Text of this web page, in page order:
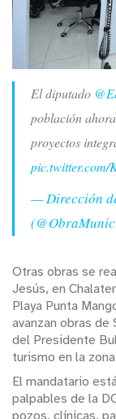
El diputado
población
proyectos
pic.twitter.com/
— Dirección
Otras obras se
Jesús, en
Playa Punta
avanzan obras
del Presidente
turismo en la
El mandatario
palpables de la